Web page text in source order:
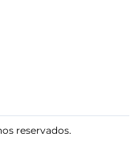
reservados.